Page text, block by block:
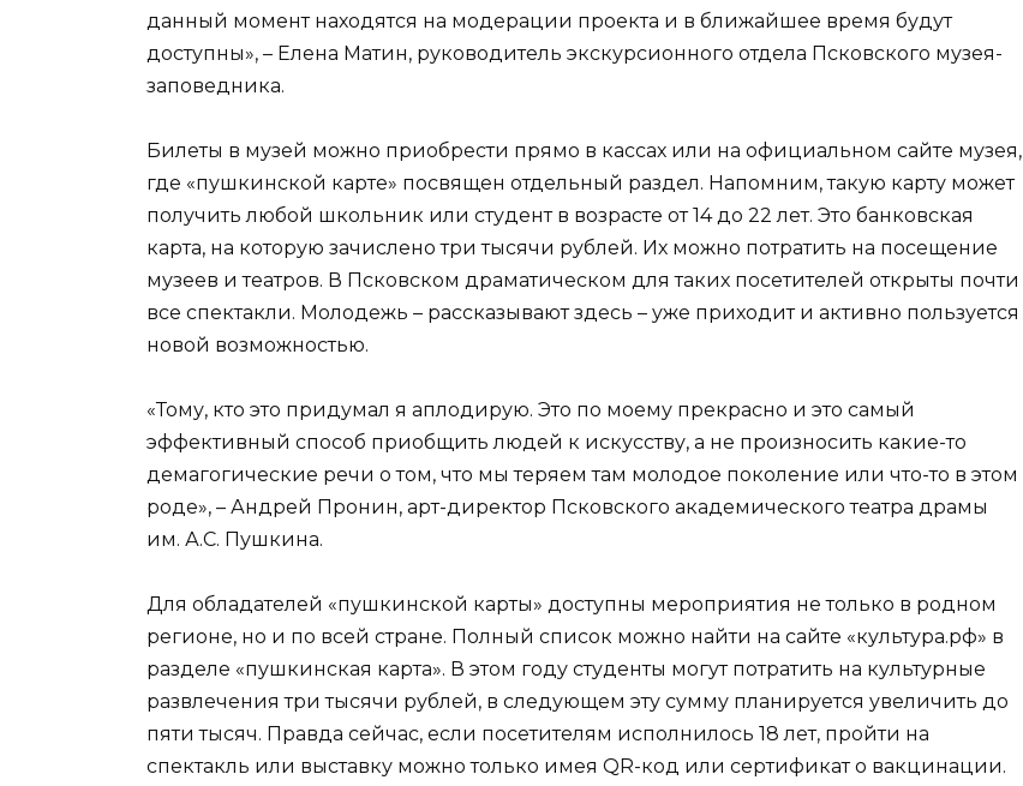
данный момент находятся на модерации проекта и в ближайшее время будут
доступны», – Елена Матин, руководитель экскурсионного отдела Псковского музея-
заповедника.
Билеты в музей можно приобрести прямо в кассах или на официальном сайте музея,
где «пушкинской карте» посвящен отдельный раздел. Напомним, такую карту может
получить любой школьник или студент в возрасте от 14 до 22 лет. Это банковская
карта, на которую зачислено три тысячи рублей. Их можно потратить на посещение
музеев и театров. В Псковском драматическом для таких посетителей открыты почти
все спектакли. Молодежь – рассказывают здесь – уже приходит и активно пользуется
новой возможностью.
«Тому, кто это придумал я аплодирую. Это по моему прекрасно и это самый
эффективный способ приобщить людей к искусству, а не произносить какие-то
демагогические речи о том, что мы теряем там молодое поколение или что-то в этом
роде», – Андрей Пронин, арт-директор Псковского академического театра драмы
им. А.С. Пушкина.
Для обладателей «пушкинской карты» доступны мероприятия не только в родном
регионе, но и по всей стране. Полный список можно найти на сайте «культура.рф» в
разделе «пушкинская карта». В этом году студенты могут потратить на культурные
развлечения три тысячи рублей, в следующем эту сумму планируется увеличить до
пяти тысяч. Правда сейчас, если посетителям исполнилось 18 лет, пройти на
спектакль или выставку можно только имея QR-код или сертификат о вакцинации.